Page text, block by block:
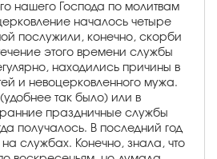
нашего Господа по молитвам
началось четыре
послужили, конечно, скорби
этого времени службы
находились причины в
и невоцерковленного мужа.
так было) или в
праздничные службы
получалось. В последний год
службах. Конечно, знала, что